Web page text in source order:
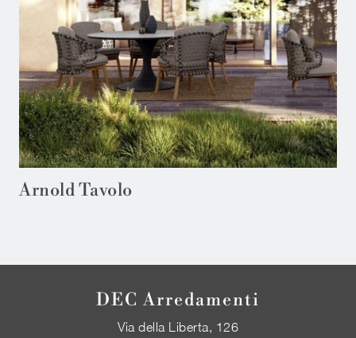
Arnold Tavolo
DEC Arredamenti
Via della Liberta, 126